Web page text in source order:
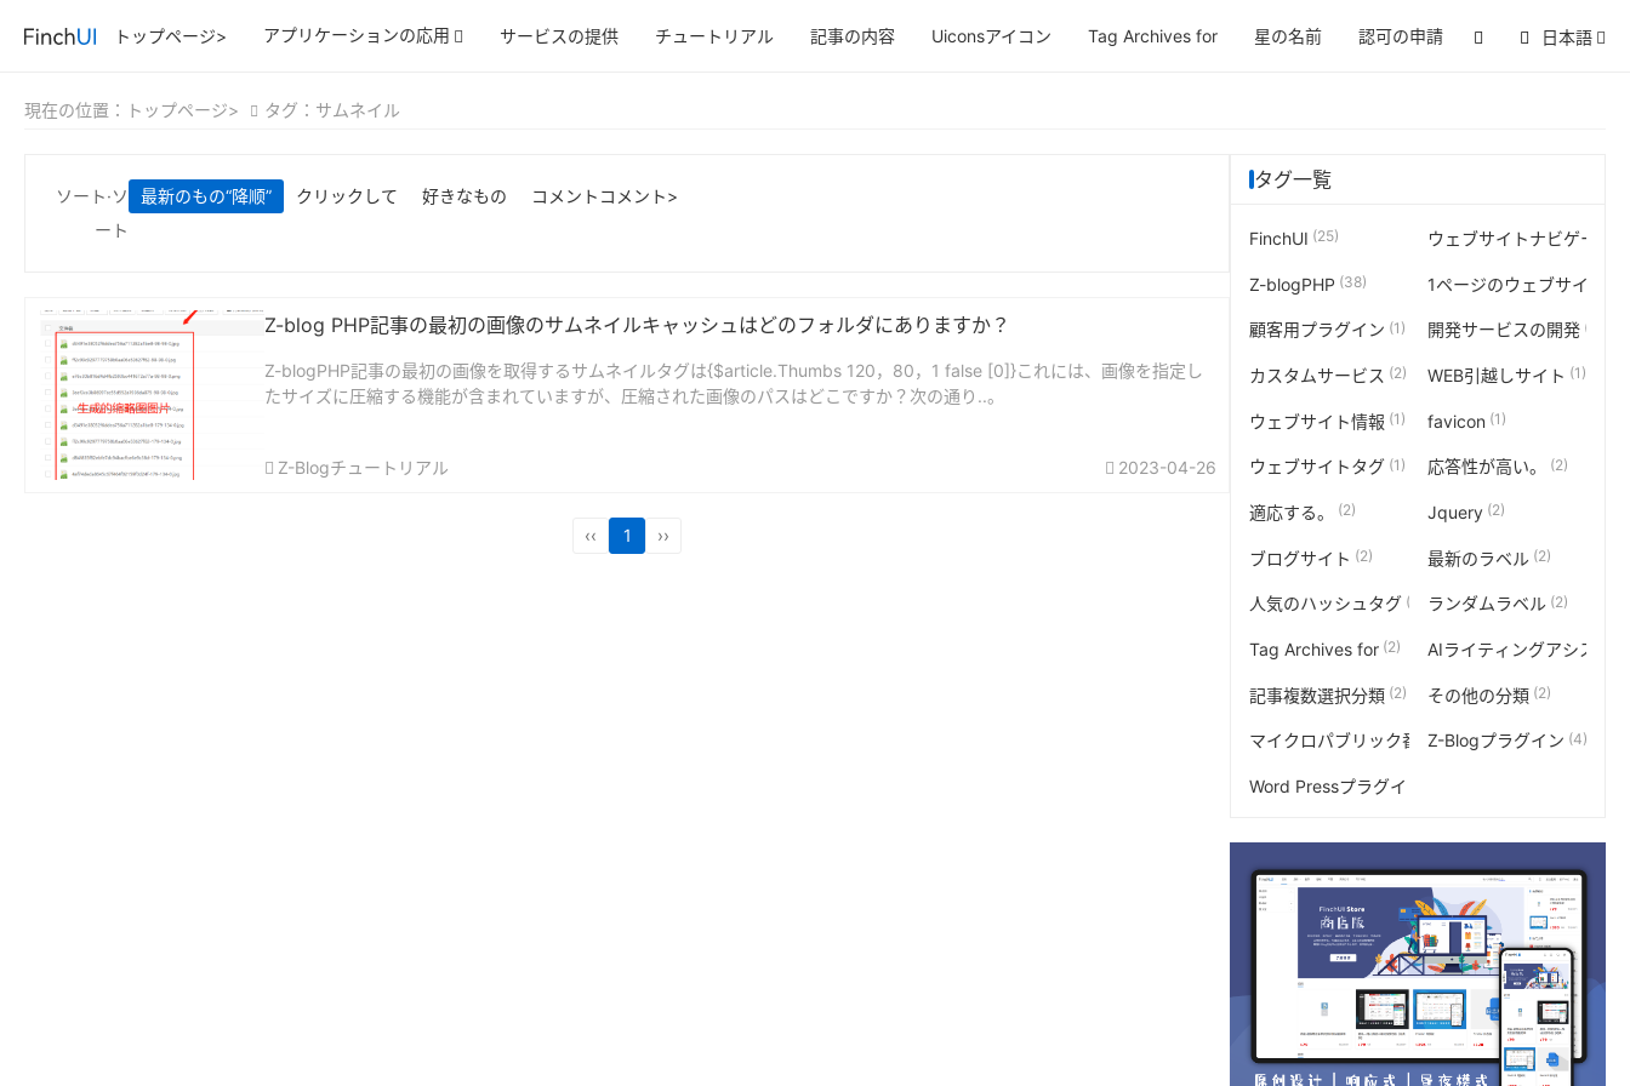
トップページ> アプリケーションの応用 サービスの提供 チュートリアル 記事の内容 Uiconsアイコン Tag Archives for 星の名前 認可の申請 日本語
現在の位置： トップページ> タグ：サムネイル
ソート·ソ
ート
最新のもの“降顺” クリックして 好きなもの コメントコメント>
Z-blog PHP記事の最初の画像のサムネイルキャッシュはどのフォルダにありますか？
Z-blogPHP記事の最初の画像を取得するサムネイルタグは{$article.Thumbs 120，80，1 false [0]}これには、画像を指定し
たサイズに圧縮する機能が含まれていますが、圧縮された画像のパスはどこですか？次の通り..。
Z-Blogチュートリアル 2023-04-26
‹‹ 1 ››
タグ一覧
FinchUI (25) ウェブサイトナビゲーシ
Z-blogPHP (38) 1ページのウェブサイト
顧客用プラグイン (1) 開発サービスの開発(2)
カスタムサービス (2) WEB引越しサイト (1)
ウェブサイト情報 (1) favicon (1)
ウェブサイトタグ (1) 応答性が高い。 (2)
適応する。 (2) Jquery(2)
ブログサイト (2) 最新のラベル(2)
人気のハッシュタグ (2) ランダムラベル(2)
Tag Archives for (2) AIライティングアシスタ
記事複数選択分類 (2) その他の分類(2)
マイクロパブリック番号(3)
Z-Blogプラグイン (4)
Word Pressプラグイン